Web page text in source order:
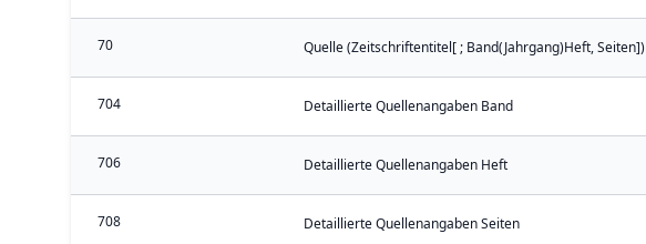
70 Quelle (Zeitschriftentitel[ ; Band(Jahrgang)Heft, Seiten])
704 Detaillierte Quellenangaben Band
706 Detaillierte Quellenangaben Heft
708 Detaillierte Quellenangaben Seiten